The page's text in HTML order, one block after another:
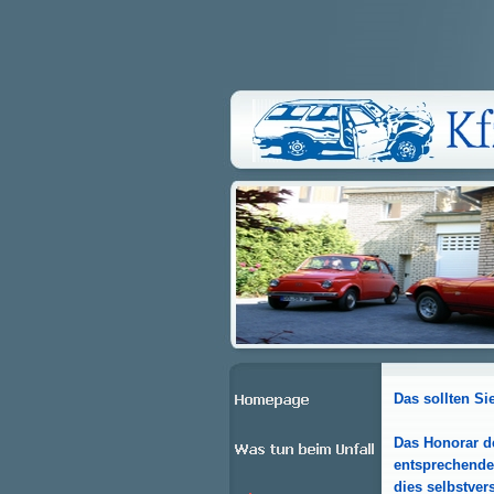
Das sollten
Das Honorar
dies